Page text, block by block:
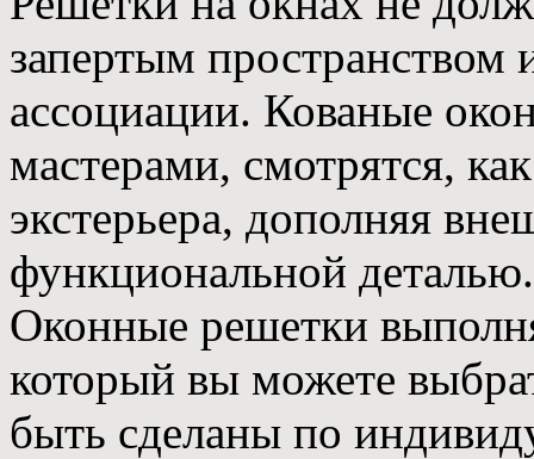
запертым пространством
ассоциации. Кованые
мастерами, смотрятся,
экстерьера, дополняя
функциональной деталью.
Оконные решетки
который вы можете
быть сделаны по